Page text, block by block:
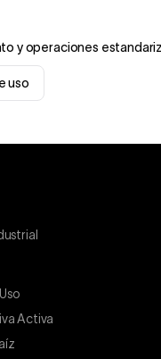
y operaciones
uso
Activa